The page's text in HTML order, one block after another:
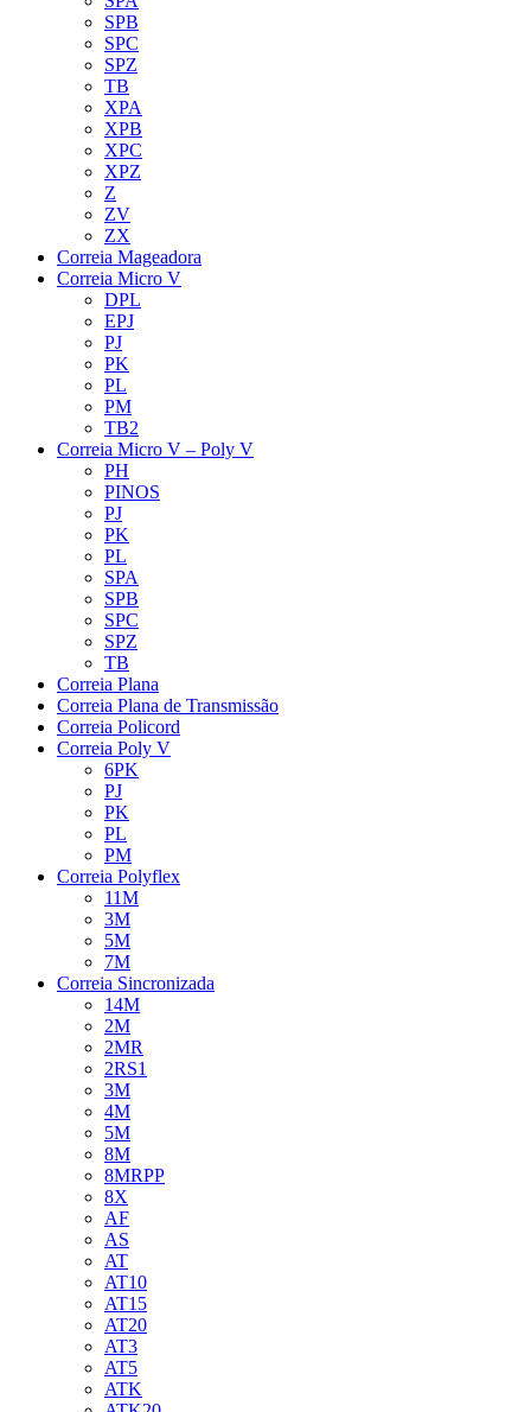
SPB
SPC
SPZ
TB
XPA
XPB
XPC
XPZ
Z
ZV
ZX
Correia Mageadora
Correia Micro V
DPL
EPJ
PJ
PK
PL
PM
TB2
Correia Micro V – Poly V
PH
PINOS
PJ
PK
PL
SPA
SPB
SPC
SPZ
TB
Correia Plana
Correia Plana de Transmissão
Correia Policord
Correia Poly V
6PK
PJ
PK
PL
PM
Correia Polyflex
11M
3M
5M
7M
Correia Sincronizada
14M
2M
2MR
2RS1
3M
4M
5M
8M
8MRPP
8X
AF
AS
AT
AT10
AT15
AT20
AT3
AT5
ATK